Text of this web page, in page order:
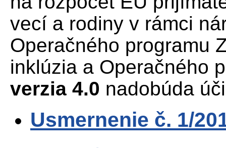
vecí a rodiny v rámci
Operačného programu
inklúzia a Operačného
verzia 4.0 nadobúda
Usmernenie č. 1/